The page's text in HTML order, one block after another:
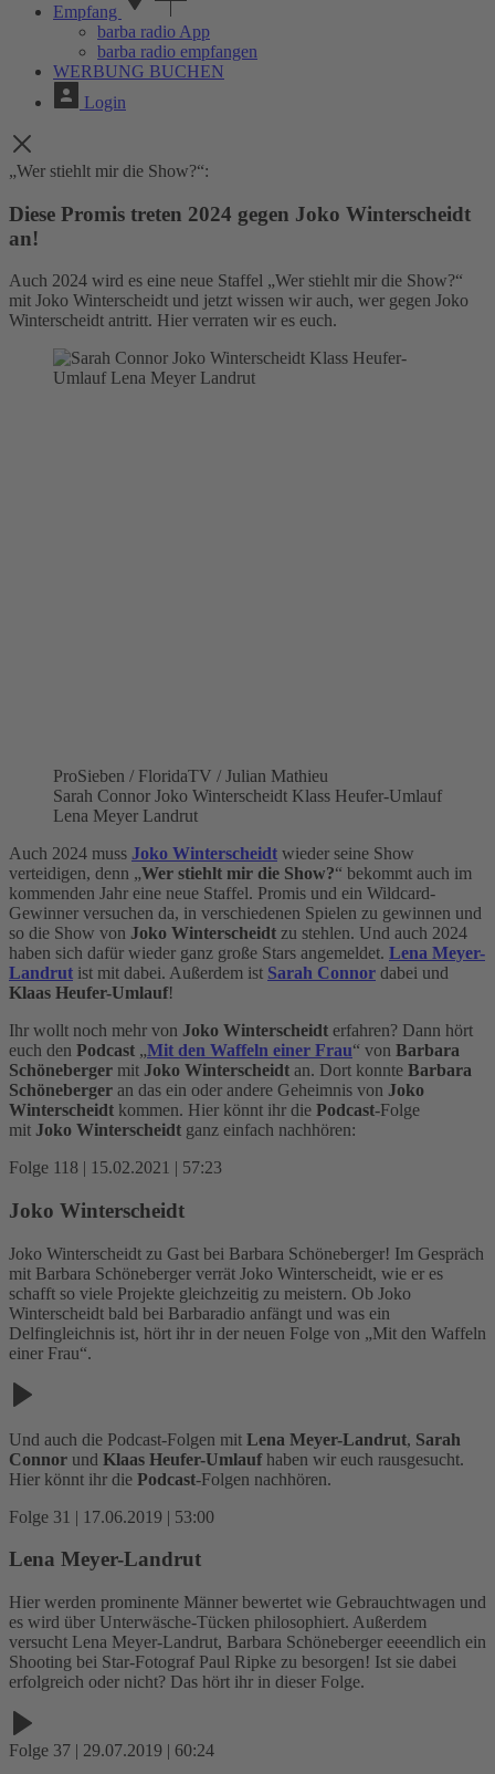
Empfang
barba radio App
barba radio empfangen
WERBUNG BUCHEN
Login
„Wer stiehlt mir die Show?“:
Diese Promis treten 2024 gegen Joko Winterscheidt
an!
Auch 2024 wird es eine neue Staffel „Wer stiehlt mir die Show?“
mit Joko Winterscheidt und jetzt wissen wir auch, wer gegen Joko
Winterscheidt antritt. Hier verraten wir es euch.
ProSieben / FloridaTV / Julian Mathieu
Sarah Connor Joko Winterscheidt Klass Heufer-Umlauf
Lena Meyer Landrut
Auch 2024 muss Joko Winterscheidt wieder seine Show
verteidigen, denn „Wer stiehlt mir die Show?“ bekommt auch im
kommenden Jahr eine neue Staffel. Promis und ein Wildcard-
Gewinner versuchen da, in verschiedenen Spielen zu gewinnen und
so die Show von Joko Winterscheidt zu stehlen. Und auch 2024
haben sich dafür wieder ganz große Stars angemeldet. Lena Meyer-
Landrut ist mit dabei. Außerdem ist Sarah Connor dabei und
Klaas Heufer-Umlauf!
Ihr wollt noch mehr von Joko Winterscheidt erfahren? Dann hört
euch den Podcast „Mit den Waffeln einer Frau“ von Barbara
Schöneberger mit Joko Winterscheidt an. Dort konnte Barbara
Schöneberger an das ein oder andere Geheimnis von Joko
Winterscheidt kommen. Hier könnt ihr die Podcast-Folge
mit Joko Winterscheidt ganz einfach nachhören:
Folge 118 | 15.02.2021 | 57:23
Joko Winterscheidt
Joko Winterscheidt zu Gast bei Barbara Schöneberger! Im Gespräch
mit Barbara Schöneberger verrät Joko Winterscheidt, wie er es
schafft so viele Projekte gleichzeitig zu meistern. Ob Joko
Winterscheidt bald bei Barbaradio anfängt und was ein
Delfingleichnis ist, hört ihr in der neuen Folge von „Mit den Waffeln
einer Frau“.
Und auch die Podcast-Folgen mit Lena Meyer-Landrut, Sarah
Connor und Klaas Heufer-Umlaufhaben wir euch rausgesucht.
Hier könnt ihr die Podcast-Folgen nachhören.
Folge 31 | 17.06.2019 | 53:00
Lena Meyer-Landrut
Hier werden prominente Männer bewertet wie Gebrauchtwagen und
es wird über Unterwäsche-Tücken philosophiert. Außerdem
versucht Lena Meyer-Landrut, Barbara Schöneberger eeeendlich ein
Shooting bei Star-Fotograf Paul Ripke zu besorgen! Ist sie dabei
erfolgreich oder nicht? Das hört ihr in dieser Folge.
Folge 37 | 29.07.2019 | 60:24